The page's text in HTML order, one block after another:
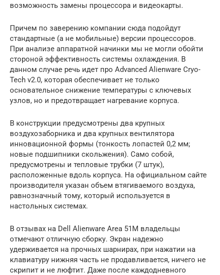
возможность замены процессора и видеокарты.
Причем по заверению компании сюда подойдут
стандартные (а не мобильные) версии процессоров.
При анализе аппаратной начинки мы не могли обойти
стороной эффективность системы охлаждения. В
данном случае речь идет про Advanced Alienware Cryo-
Tech v2.0, которая обеспечивает не только
основательное снижение температуры с ключевых
узлов, но и предотвращает нагревание корпуса.
В конструкции предусмотрены два крупных
воздухозаборника и два крупных вентилятора
инновационной формы (тонкость лопастей 0,2 мм;
новые подшипники скольжения). Само собой,
предусмотрены и тепловые трубки (7 штук),
расположенные вдоль корпуса. На официальном сайте
производителя указан объем втягиваемого воздуха,
равнозначный тому, который используется в
настольных системах.
В отзывах на Dell Alienware Area 51M владельцы
отмечают отличную сборку. Экран надежно
удерживается на прочных шарнирах, при нажатии на
клавиатуру нижняя часть не продавливается, ничего не
скрипит и не люфтит. Даже после каждодневного